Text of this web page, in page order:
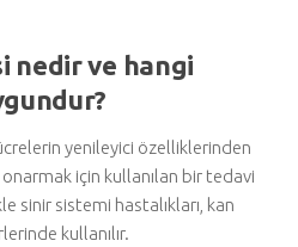
nedir ve hangi
yenileyici özelliklerinden
için kullanılan bir tedavi
sinir sistemi hastalıkları, kan
kullanılır.